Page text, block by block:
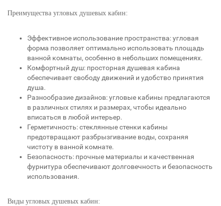
Преимущества угловых душевых кабин:
Эффективное использование пространства: угловая
форма позволяет оптимально использовать площадь
ванной комнаты, особенно в небольших помещениях.
Комфортный душ: просторная душевая кабина
обеспечивает свободу движений и удобство принятия
душа.
Разнообразие дизайнов: угловые кабины предлагаются
в различных стилях и размерах, чтобы идеально
вписаться в любой интерьер.
Герметичность: стеклянные стенки кабины
предотвращают разбрызгивание воды, сохраняя
чистоту в ванной комнате.
Безопасность: прочные материалы и качественная
фурнитура обеспечивают долговечность и безопасность
использования.
Виды угловых душевых кабин: